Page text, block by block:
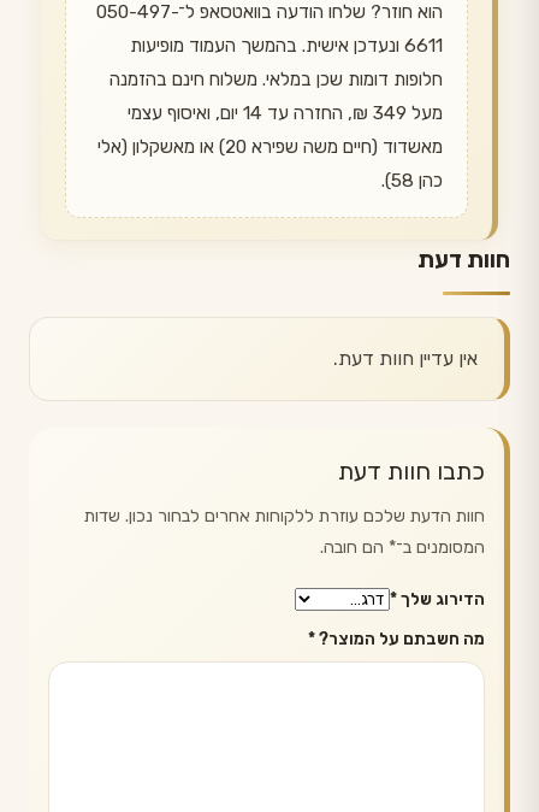
הוא חוזר? שלחו הודעה בוואטסאפ ל־050-497-
6611 ונעדכן אישית. בהמשך העמוד מופיעות
חלופות דומות שכן במלאי. משלוח חינם בהזמנה
מעל 349 ₪, החזרה עד 14 יום, ואיסוף עצמי
מאשדוד (חיים משה שפירא 20) או מאשקלון (אלי
כהן 58).
חוות דעת
אין עדיין חוות דעת.
כתבו חוות דעת
חוות הדעת שלכם עוזרת ללקוחות אחרים לבחור נכון. שדות
המסומנים ב־* הם חובה.
הדירוג שלך*
מה חשבתם על המוצר?*